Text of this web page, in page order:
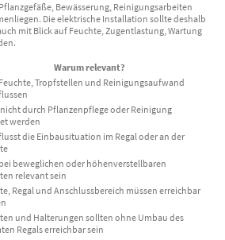
Bewässerung, Reinigungsarbeiten
Die elektrische Installation sollte deshalb
mit Blick auf Feuchte, Zugentlastung, Wartung
Warum relevant?
Tropfstellen und Reinigungsaufwand
durch Pflanzenpflege oder Reinigung
werden
die Einbausituation im Regal oder an der
beweglichen oder höhenverstellbaren
relevant sein
Regal und Anschlussbereich müssen erreichbar
und Halterungen sollten ohne Umbau des
Regals erreichbar sein